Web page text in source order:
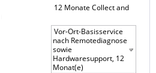
12 Monate Collect and
Vor-Ort-Basisservice
nach Remotediagnose
sowie
Hardwaresupport, 12
Monat(e)